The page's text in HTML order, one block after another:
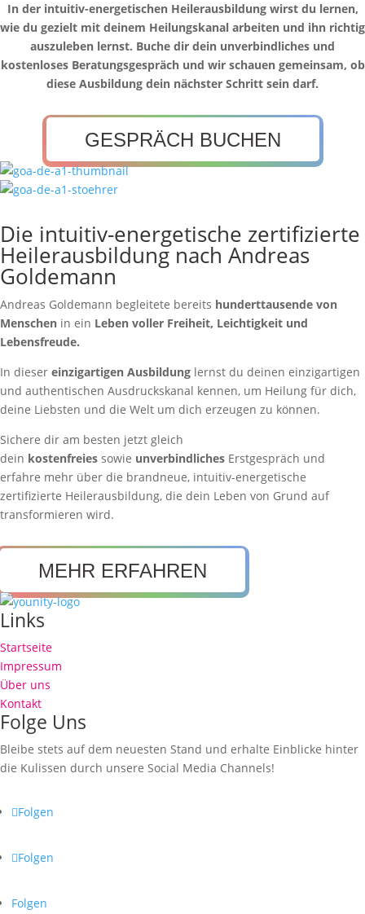
In der intuitiv-energetischen Heilerausbildung wirst du lernen,
wie du gezielt mit deinem Heilungskanal arbeiten und ihn richtig
auszuleben lernst. Buche dir dein unverbindliches und
kostenloses Beratungsgespräch und wir schauen gemeinsam, ob
diese Ausbildung dein nächster Schritt sein darf.
GESPRÄCH BUCHEN
Die intuitiv-energetische zertifizierte
Heilerausbildung nach Andreas
Goldemann
Andreas Goldemann begleitete bereits hunderttausende von
Menschen in ein Leben voller Freiheit, Leichtigkeit und
Lebensfreude.
In dieser einzigartigen Ausbildung lernst du deinen einzigartigen
und authentischen Ausdruckskanal kennen, um Heilung für dich,
deine Liebsten und die Welt um dich erzeugen zu können.
Sichere dir am besten jetzt gleich
dein kostenfreies sowie unverbindliches Erstgespräch und
erfahre mehr über die brandneue, intuitiv-energetische
zertifizierte Heilerausbildung, die dein Leben von Grund auf
transformieren wird.
MEHR ERFAHREN
Links
Startseite
Impressum
Über uns
Kontakt
Folge Uns
Bleibe stets auf dem neuesten Stand und erhalte Einblicke hinter
die Kulissen durch unsere Social Media Channels!
Folgen
Folgen
Folgen